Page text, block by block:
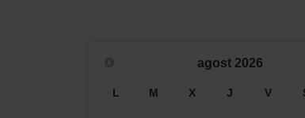
agost 2026
L M X J V